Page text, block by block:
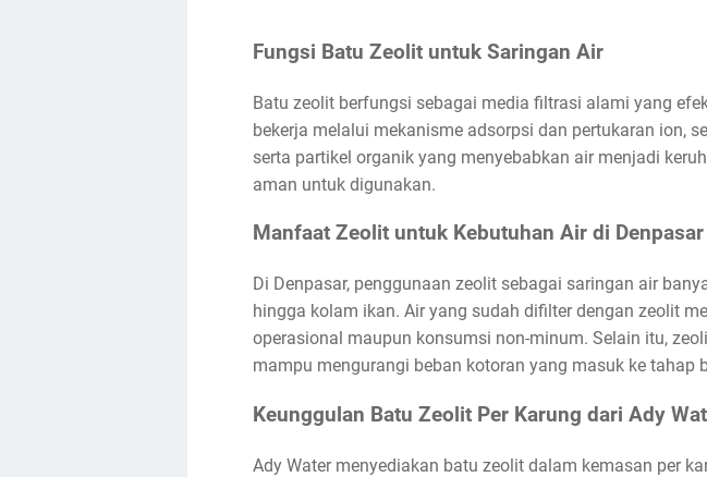
Fungsi Batu Zeolit untuk Saringan Air
Batu zeolit berfungsi sebagai media filtrasi alami yang
bekerja melalui mekanisme adsorpsi dan pertukaran ion,
serta partikel organik yang menyebabkan air menjadi
aman untuk digunakan.
Manfaat Zeolit untuk Kebutuhan Air di Denpasar
Di Denpasar, penggunaan zeolit sebagai saringan air
hingga kolam ikan. Air yang sudah difilter dengan zeolit
operasional maupun konsumsi non-minum. Selain itu,
mampu mengurangi beban kotoran yang masuk ke tahap
Keunggulan Batu Zeolit Per Karung dari Ady
Ady Water menyediakan batu zeolit dalam kemasan per